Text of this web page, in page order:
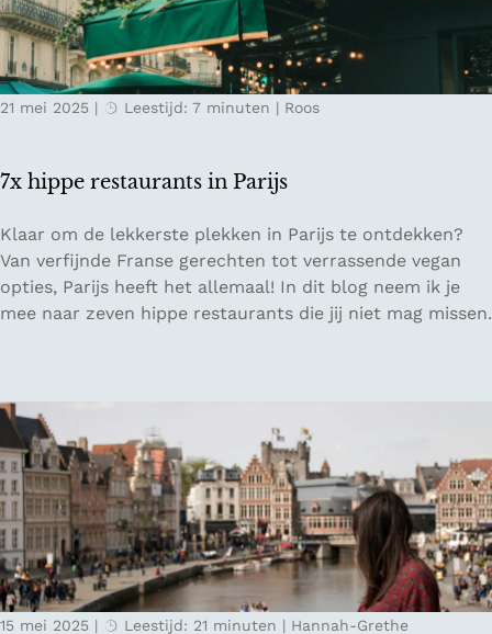
r
e
s
g
s
o
o
r
L
e
m
b
u
r
g
7x hippe restaurants in Parijs
21 mei 2025 | Leestijd: 7 minuten | Roos
7
x
h
i
r
e
s
t
a
u
r
a
n
Klaar om de lekkerste plekken in Parijs te ontdekken?
Van verfijnde Franse gerechten tot verrassende vegan
opties, Parijs heeft het allemaal! In dit blog neem ik je
mee naar zeven hippe restaurants die jij niet mag missen.
15 mei 2025 | Leestijd: 21 minuten | Hannah-Grethe